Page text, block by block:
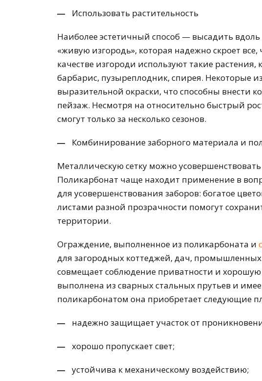
Использовать растительность
Наиболее эстетичный способ — высадить вдоль
«живую изгородь», которая надежно скроет все,
качестве изгороди используют такие
барбарис, пузыреплодник, спирея. Некоторые
выразительной окраски, что способны внести
пейзаж. Несмотря на относительно быстрый
смогут только за несколько сезонов.
Комбинирование заборного материала и
Металлическую сетку можно
Поликарбонат чаще находит применение в
для усовершенствования заборов: богатое
листами разной прозрачности помогут
территории.
Ограждение, выполненное из поликарбоната и
для загородных коттеджей, дач, промышленных
совмещает соблюдение приватности и хорошую
выполнена из сварных стальных прутьев и
поликарбонатом она приобретает следующие
надежно защищает участок от
хорошо пропускает свет;
устойчива к механическому воздействию;